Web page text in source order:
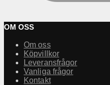
OM OSS
Om oss
Köpvillkor
Leveransfrågor
Vanliga frågor
Kontakt